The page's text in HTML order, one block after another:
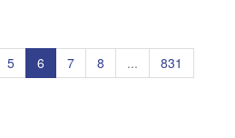
5 6 7 8 ...
831